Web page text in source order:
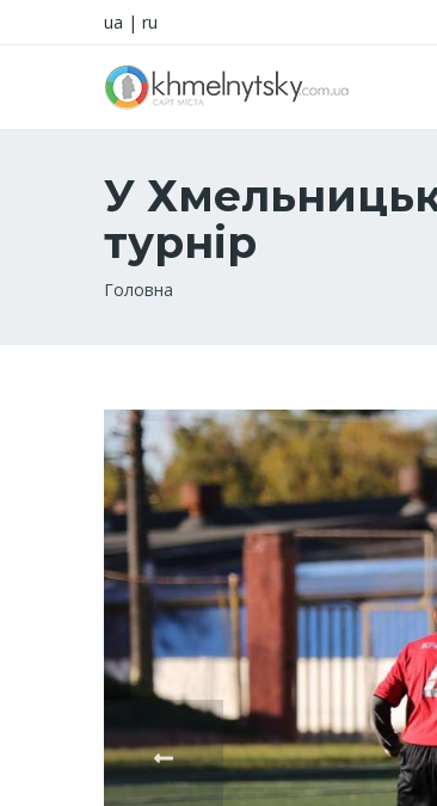
ua | ru
У
турнір
Рядок
Головна